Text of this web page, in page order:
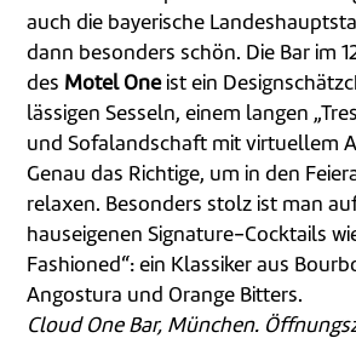
auch die bayerische
dann besonders schön. Die Bar im
des Motel Oneist ein
lässigen Sesseln, einem langen
und Sofalandschaft mit virtuellem
Genau das Richtige, um in den
relaxen. Besonders stolz ist man
hauseigenen Signature-Cocktails
Fashioned“: ein Klassiker aus
Angostura und Orange Bitters.
Cloud One Bar, München.